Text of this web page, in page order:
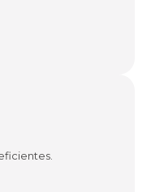
compra. Muy